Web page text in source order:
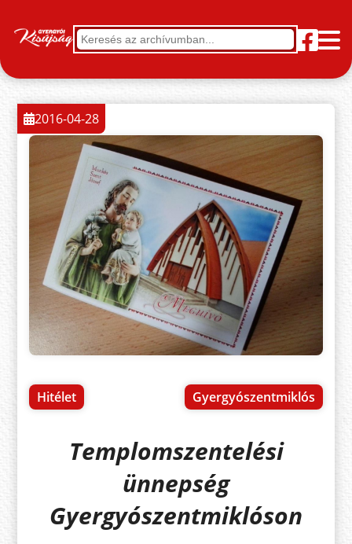
Hitélet Gyergyószentmiklós
2016-04-28
Templomszentelési
ünnepség
Gyergyószentmiklóson